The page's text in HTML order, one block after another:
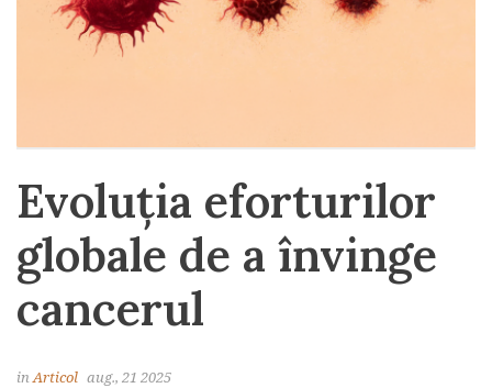
Evoluția eforturilor
globale de a învinge
cancerul
inArticol aug., 21 2025